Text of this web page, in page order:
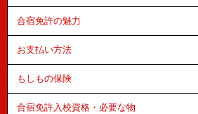
合宿免許の魅力
お支払い方法
もしもの保険
合宿免許入校資格・必要な物